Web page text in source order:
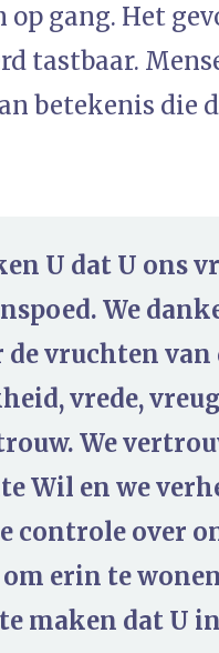
gang. Het
tastbaar.
betekenis die
U dat U ons
We
vruchten
vrede,
We
Wil en we
controle over
erin te
maken dat U in